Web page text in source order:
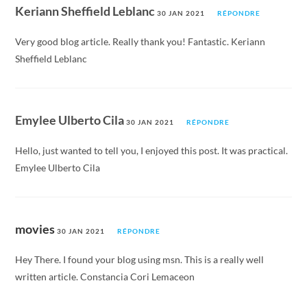
Keriann Sheffield Leblanc30 JAN 2021 RÉPONDRE
Very good blog article. Really thank you! Fantastic. Keriann
Sheffield Leblanc
Emylee Ulberto Cila30 JAN 2021 RÉPONDRE
Hello, just wanted to tell you, I enjoyed this post. It was practical.
Emylee Ulberto Cila
movies 30 JAN 2021 RÉPONDRE
Hey There. I found your blog using msn. This is a really well
written article. Constancia Cori Lemaceon